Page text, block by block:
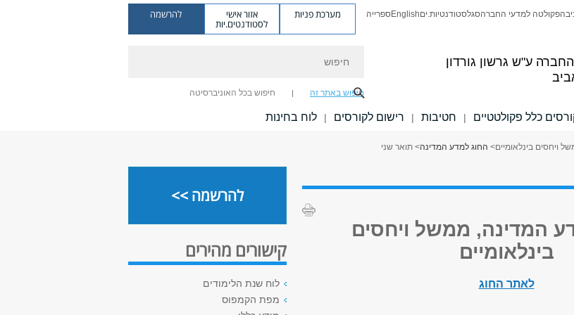
ע"ש גרשון גורדון
הפקולטה למדעי החברהסגלסטודנטיות.יםEnglishספרייה מערכת פניות אזור אישי
לסטודנטים.יות
להרשמה
חיפוש באתר זה חיפוש בכל האוניברסיטה
כלל פקולטטיים | חטיבות | רישום לקורסים | לוח בחינות
ויחסים בינלאומיים> החוג למדע המדינה> תואר שני
המדינה, ממשל ויחסים
בינלאומיים
לאתר החוג
להרשמה >>
קישורים מהירים
לוח שנת הלימודים
מפת הקמפוס